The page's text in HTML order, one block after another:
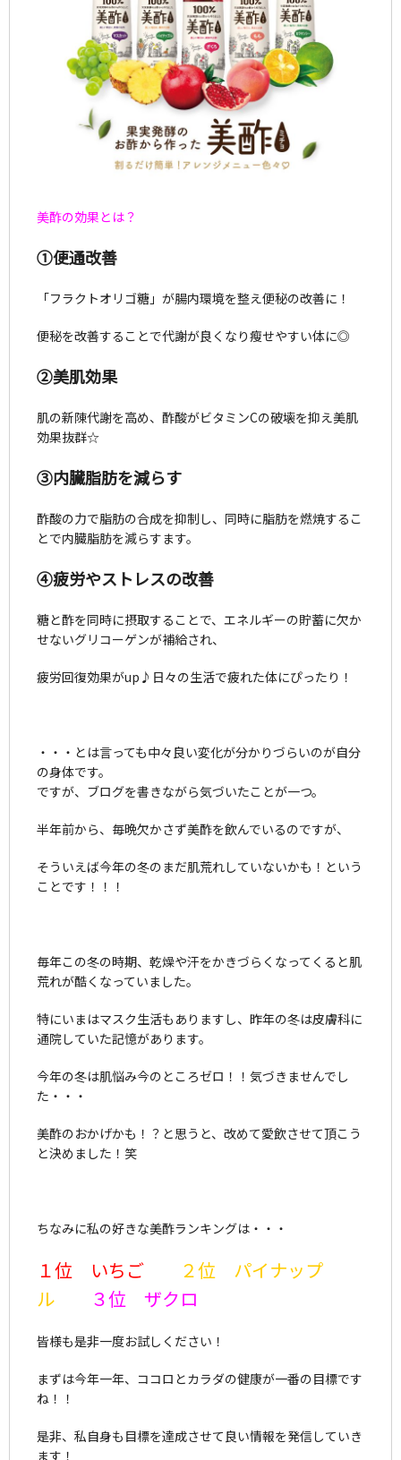
美酢の効果とは？
①便通改善
「フラクトオリゴ糖」が腸内環境を整え便秘の改善に！
便秘を改善することで代謝が良くなり瘦せやすい体に◎
②美肌効果
肌の新陳代謝を高め、酢酸がビタミンCの破壊を抑え美肌
効果抜群☆
③内臓脂肪を減らす
酢酸の力で脂肪の合成を抑制し、同時に脂肪を燃焼するこ
とで内臓脂肪を減らすます。
④疲労やストレスの改善
糖と酢を同時に摂取することで、エネルギーの貯蓄に欠か
せないグリコーゲンが補給され、
疲労回復効果がup♪日々の生活で疲れた体にぴったり！
・・・とは言っても中々良い変化が分かりづらいのが自分
の身体です。
ですが、ブログを書きながら気づいたことが一つ。
半年前から、毎晩欠かさず美酢を飲んでいるのですが、
そういえば今年の冬のまだ肌荒れしていないかも！という
ことです！！！
毎年この冬の時期、乾燥や汗をかきづらくなってくると肌
荒れが酷くなっていました。
特にいまはマスク生活もありますし、昨年の冬は皮膚科に
通院していた記憶があります。
今年の冬は肌悩み今のところゼロ！！気づきませんでし
た・・・
美酢のおかげかも！？と思うと、改めて愛飲させて頂こう
と決めました！笑
ちなみに私の好きな美酢ランキングは・・・
１位 いちご
２位 パイナップ
ル
３位 ザクロ
皆様も是非一度お試しください！
まずは今年一年、ココロとカラダの健康が一番の目標です
ね！！
是非、私自身も目標を達成させて良い情報を発信していき
ます！